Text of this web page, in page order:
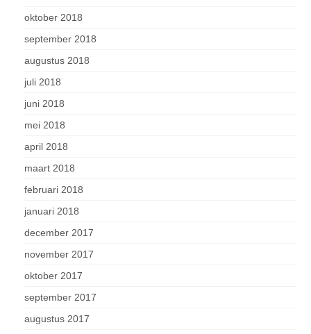
oktober 2018
september 2018
augustus 2018
juli 2018
juni 2018
mei 2018
april 2018
maart 2018
februari 2018
januari 2018
december 2017
november 2017
oktober 2017
september 2017
augustus 2017